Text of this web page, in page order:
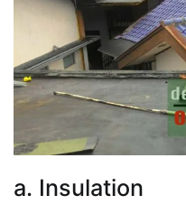
a. Insulation